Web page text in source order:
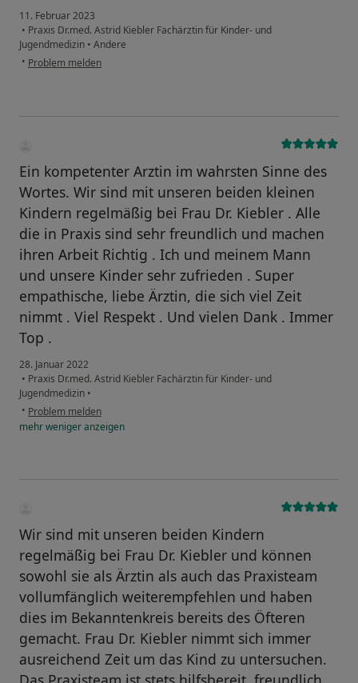
11. Februar 2023
• Praxis Dr.med. Astrid Kiebler Fachärztin für Kinder- und
Jugendmedizin • Andere
• Problem melden
Ein kompetenter Arztin im wahrsten Sinne des
Wortes. Wir sind mit unseren beiden kleinen
Kindern regelmäßig bei Frau Dr. Kiebler . Alle
die in Praxis sind sehr freundlich und machen
ihren Arbeit Richtig . Ich und meinem Mann
und unsere Kinder sehr zufrieden . Super
empathische, liebe Ärztin, die sich viel Zeit
nimmt . Viel Respekt . Und vielen Dank . Immer
Top .
28. Januar 2022
• Praxis Dr.med. Astrid Kiebler Fachärztin für Kinder- und
Jugendmedizin •
• Problem melden
mehrwenigeranzeigen
Wir sind mit unseren beiden Kindern
regelmäßig bei Frau Dr. Kiebler und können
sowohl sie als Ärztin als auch das Praxisteam
vollumfänglich weiterempfehlen und haben
dies im Bekanntenkreis bereits des Öfteren
gemacht. Frau Dr. Kiebler nimmt sich immer
ausreichend Zeit um das Kind zu untersuchen.